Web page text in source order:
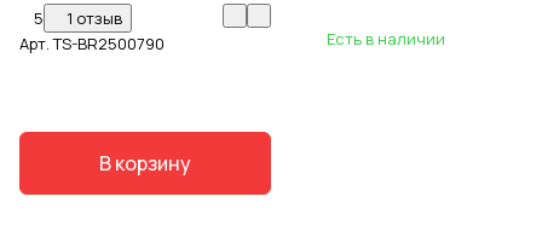
5
1 отзыв
Арт.TS-BR2500790
В корзину
Есть в наличии